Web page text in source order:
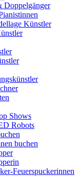
Doppelgänger
Künstler
Shows
Robots
buchen
Feuerspuckerinnen